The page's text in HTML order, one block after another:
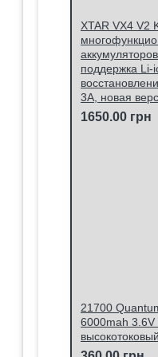
XTAR VX4 V2
поддержка Li-
3A, новая
1650.00 грн
21700
6000mah 3.6V
высокотоковый